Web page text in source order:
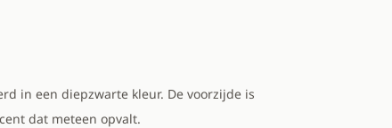
in een diepzwarte kleur. De voorzijde is
dat meteen opvalt.